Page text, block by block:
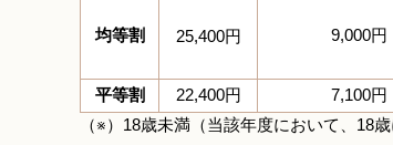
均等割 25,400円 9,000円
平等割 22,400円 7,100円
（※）18歳未満（当該年度において、18